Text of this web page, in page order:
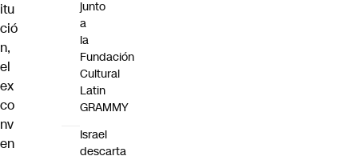
itu
ció
n,
el
ex
co
nv
en
junto
a
la
Fundación
Cultural
Latin
GRAMMY
Israel
descarta